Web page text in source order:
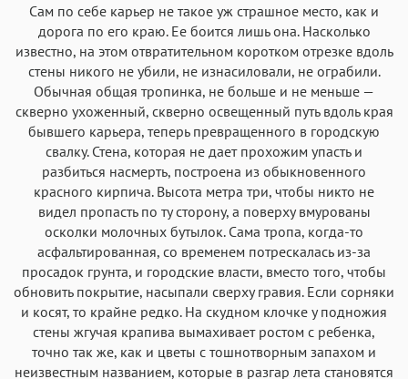
Сам по себе карьер не такое уж страшное место, как и
дорога по его краю. Ее боится лишь она. Насколько
известно, на этом отвратительном коротком отрезке вдоль
стены никого не убили, не изнасиловали, не ограбили.
Обычная общая тропинка, не больше и не меньше —
скверно ухоженный, скверно освещенный путь вдоль края
бывшего карьера, теперь превращенного в городскую
свалку. Стена, которая не дает прохожим упасть и
разбиться насмерть, построена из обыкновенного
красного кирпича. Высота метра три, чтобы никто не
видел пропасть по ту сторону, а поверху вмурованы
осколки молочных бутылок. Сама тропа, когда-то
асфальтированная, со временем потрескалась из-за
просадок грунта, и городские власти, вместо того, чтобы
обновить покрытие, насыпали сверху гравия. Если сорняки
и косят, то крайне редко. На скудном клочке у подножия
стены жгучая крапива вымахивает ростом с ребенка,
точно так же, как и цветы с тошнотворным запахом и
неизвестным названием, которые в разгар лета становятся